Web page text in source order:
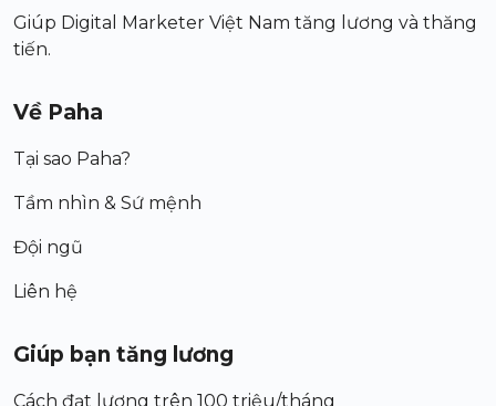
Giúp Digital Marketer Việt Nam tăng lương và thăng
tiến.
Về Paha
Tại sao Paha?
Tầm nhìn & Sứ mệnh
Đội ngũ
Liên hệ
Giúp bạn tăng lương
Cách đạt lương trên 100 triệu/tháng